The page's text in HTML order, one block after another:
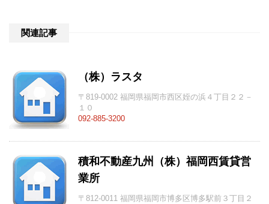
関連記事
（株）ラスタ
〒819-0002 福岡県福岡市西区姪の浜４丁目２２－
１０
092-885-3200
積和不動産九州（株）福岡西賃貸営
業所
〒812-0011 福岡県福岡市博多区博多駅前３丁目２